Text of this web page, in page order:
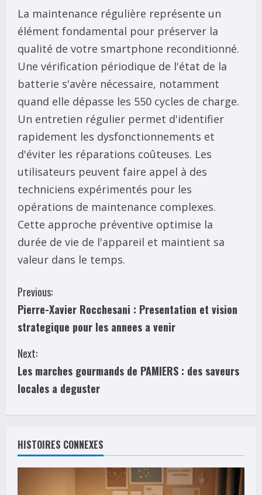
La maintenance régulière représente un
élément fondamental pour préserver la
qualité de votre smartphone reconditionné.
Une vérification périodique de l'état de la
batterie s'avère nécessaire, notamment
quand elle dépasse les 550 cycles de charge.
Un entretien régulier permet d'identifier
rapidement les dysfonctionnements et
d'éviter les réparations coûteuses. Les
utilisateurs peuvent faire appel à des
techniciens expérimentés pour les
opérations de maintenance complexes.
Cette approche préventive optimise la
durée de vie de l'appareil et maintient sa
valeur dans le temps.
C
o
n
t
i
n
u
e
Previous:
Pierre-Xavier Rocchesani : Presentation et vision
strategique pour les annees a venir
Next:
Les marches gourmands de PAMIERS : des saveurs
locales a deguster
HISTOIRES CONNEXES